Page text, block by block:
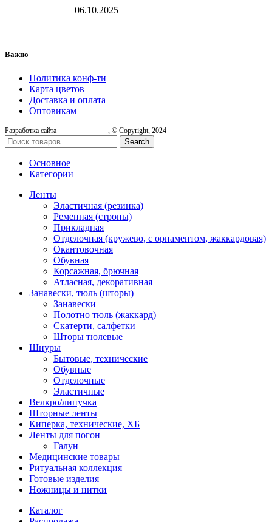
06.10.2025
Важно
Политика конф-ти
Карта цветов
Доставка и оплата
Оптовикам
Разработка сайта , © Copyright, 2024
Search
Основное
Категории
Ленты
Эластичная (резинка)
Ременная (стропы)
Прикладная
Отделочная (кружево, с орнаментом, жаккардовая)
Окантовочная
Обувная
Корсажная, брючная
Атласная, декоративная
Занавески, тюль (шторы)
Занавески
Полотно тюль (жаккард)
Скатерти, салфетки
Шторы тюлевые
Шнуры
Бытовые, технические
Обувные
Отделочные
Эластичные
Велкро/липучка
Шторные ленты
Киперка, технические, ХБ
Ленты для погон
Галун
Медицинские товары
Ритуальная коллекция
Готовые изделия
Ножницы и нитки
Каталог